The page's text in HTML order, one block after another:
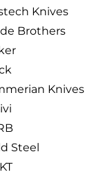
lock
Flipper
Lock
Knives
Brothers
Knives
Steel